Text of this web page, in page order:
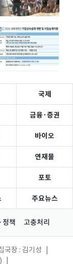
국제
금융·증권
바이오
연재물
포토
주요뉴스
정책 고충처리
국장 : 김기성